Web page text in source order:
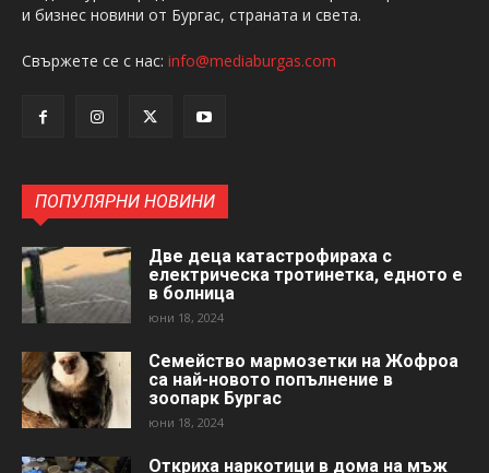
и бизнес новини от Бургас, страната и света.
Свържете се с нас: info@mediaburgas.com
ПОПУЛЯРНИ НОВИНИ
Две деца катастрофираха с
електрическа тротинетка, едното е
в болница
юни 18, 2024
Семейство мармозетки на Жофроа
са най-новото попълнение в
зоопарк Бургас
юни 18, 2024
Откриха наркотици в дома на мъж